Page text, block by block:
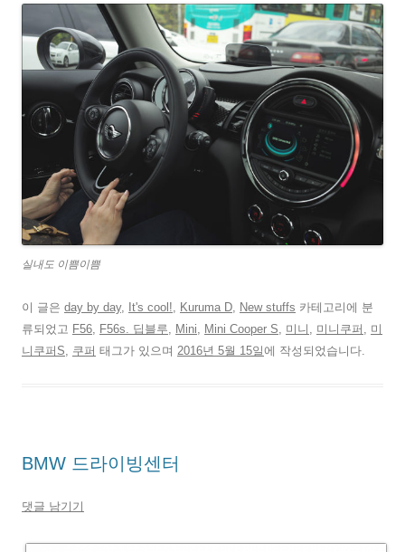
실내도 이쁨이쁨
이 글은 day by day, It's cool!, Kuruma D, New stuffs 카테고리에 분
류되었고 F56, F56s. 딥블루, Mini, Mini Cooper S, 미니 , 미니쿠퍼 , 미
니쿠퍼S, 쿠퍼 태그가 있으며 2016년 5월 15일에 작성되었습니다.
BMW 드라이빙센터
댓글 남기기